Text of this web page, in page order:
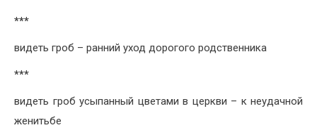
***
видеть гроб – ранний уход дорогого родственника
***
видеть гроб усыпанный цветами в церкви – к неудачной
женитьбе